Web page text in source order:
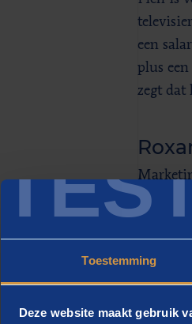
Toestemming
Deze website maakt gebruik
een
plus
zegt dat
meest
name
jouw
rond de
Gezien